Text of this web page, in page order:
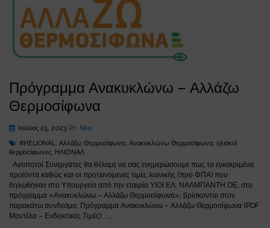
Πρόγραμμα Ανακυκλώνω – Αλλάζω
Θερμοσίφωνα
Ιούλιος 25, 2023
Νέα
#HELIONAL, Αλλάζω Θερμοσίφωνα, Ανακυκλώνω Θερμοσίφωνα, ηλιακοί
θερμοσίφωνες, ΗΛΙΟΝΑΛ
Αγαπητοί Συνεργάτες θα θέλαμε να σας ενημερώσουμε πως τα εγκεκριμένα
προϊόντα καθώς και οι προτεινόμενες τιμές λιανικής (προ ΦΠΑ) που
δηλώθηκαν στο Υπουργείο από την εταιρία ΥΙΟΙ ΕΛ. ΝΑΛΜΠΑΝΤΗ ΟΕ, στο
πρόγραμμα «Ανακυκλώνω – Αλλάζω Θερμοσίφωνα», βρίσκονται στον
παρακάτω συνδεσμο: Πρόγραμμα Ανακυκλώνω – Αλλάζω Θερμοσίφωνα (PDF
Μοντέλα – Ενδεικτικές Τιμές) ...